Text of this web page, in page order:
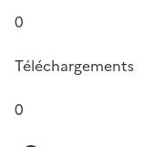
0
Téléchargements
0